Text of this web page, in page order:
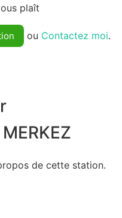
plaît
ou Contactez moi.
de cette station.